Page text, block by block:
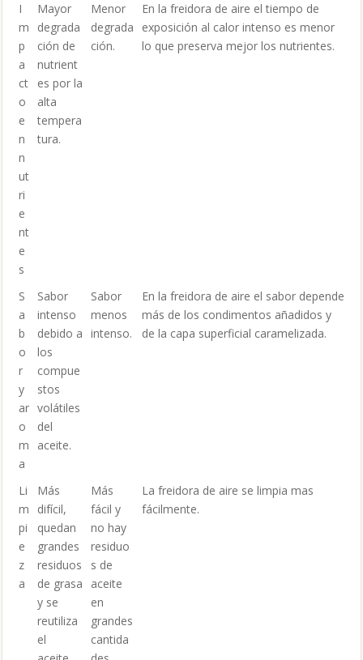
I
m
p
a
ct
o
e
n
n
ut
ri
e
nt
e
s
Mayor
degrada
ción de
nutrient
es por la
alta
tempera
tura.
Menor
degrada
ción.
En la freidora de aire el tiempo de
exposición al calor intenso es menor
lo que preserva mejor los nutrientes.
S
a
b
o
r
y
ar
o
m
a
Sabor
intenso
debido a
los
compue
stos
volátiles
del
aceite.
Sabor
menos
intenso.
En la freidora de aire el sabor depende
más de los condimentos añadidos y
de la capa superficial caramelizada.
Li
m
pi
e
z
a
Más
difícil,
quedan
grandes
residuos
de grasa
y se
reutiliza
el
Más
fácil y
no hay
residuo
s de
aceite
en
grandes
cantida
La freidora de aire se limpia mas
fácilmente.